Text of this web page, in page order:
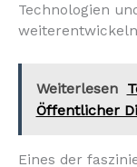
Technologien
Weiterlesen
Öffentlicher
Eines der